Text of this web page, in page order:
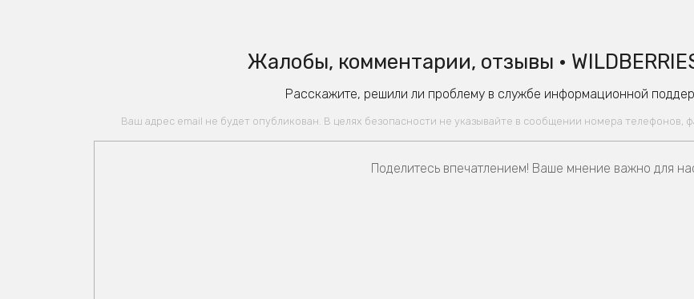
Жалобы, комментарии, отзывы •
Расскажите, решили ли проблему в службе информационной
Ваш адрес email не будет опубликован. В целях безопасности не указывайте в сообщении номера телефонов,